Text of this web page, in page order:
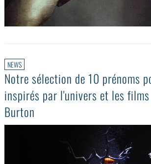
NEWS
Notre sélection de 10 prénoms
inspirés par l'univers et les
Burton